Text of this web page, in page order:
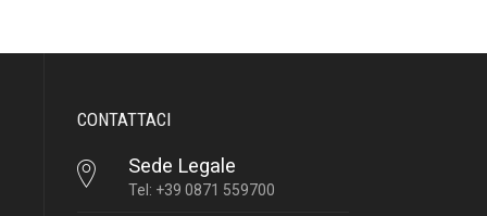
CONTATTACI
Sede Legale
Tel: +39 0871 559700